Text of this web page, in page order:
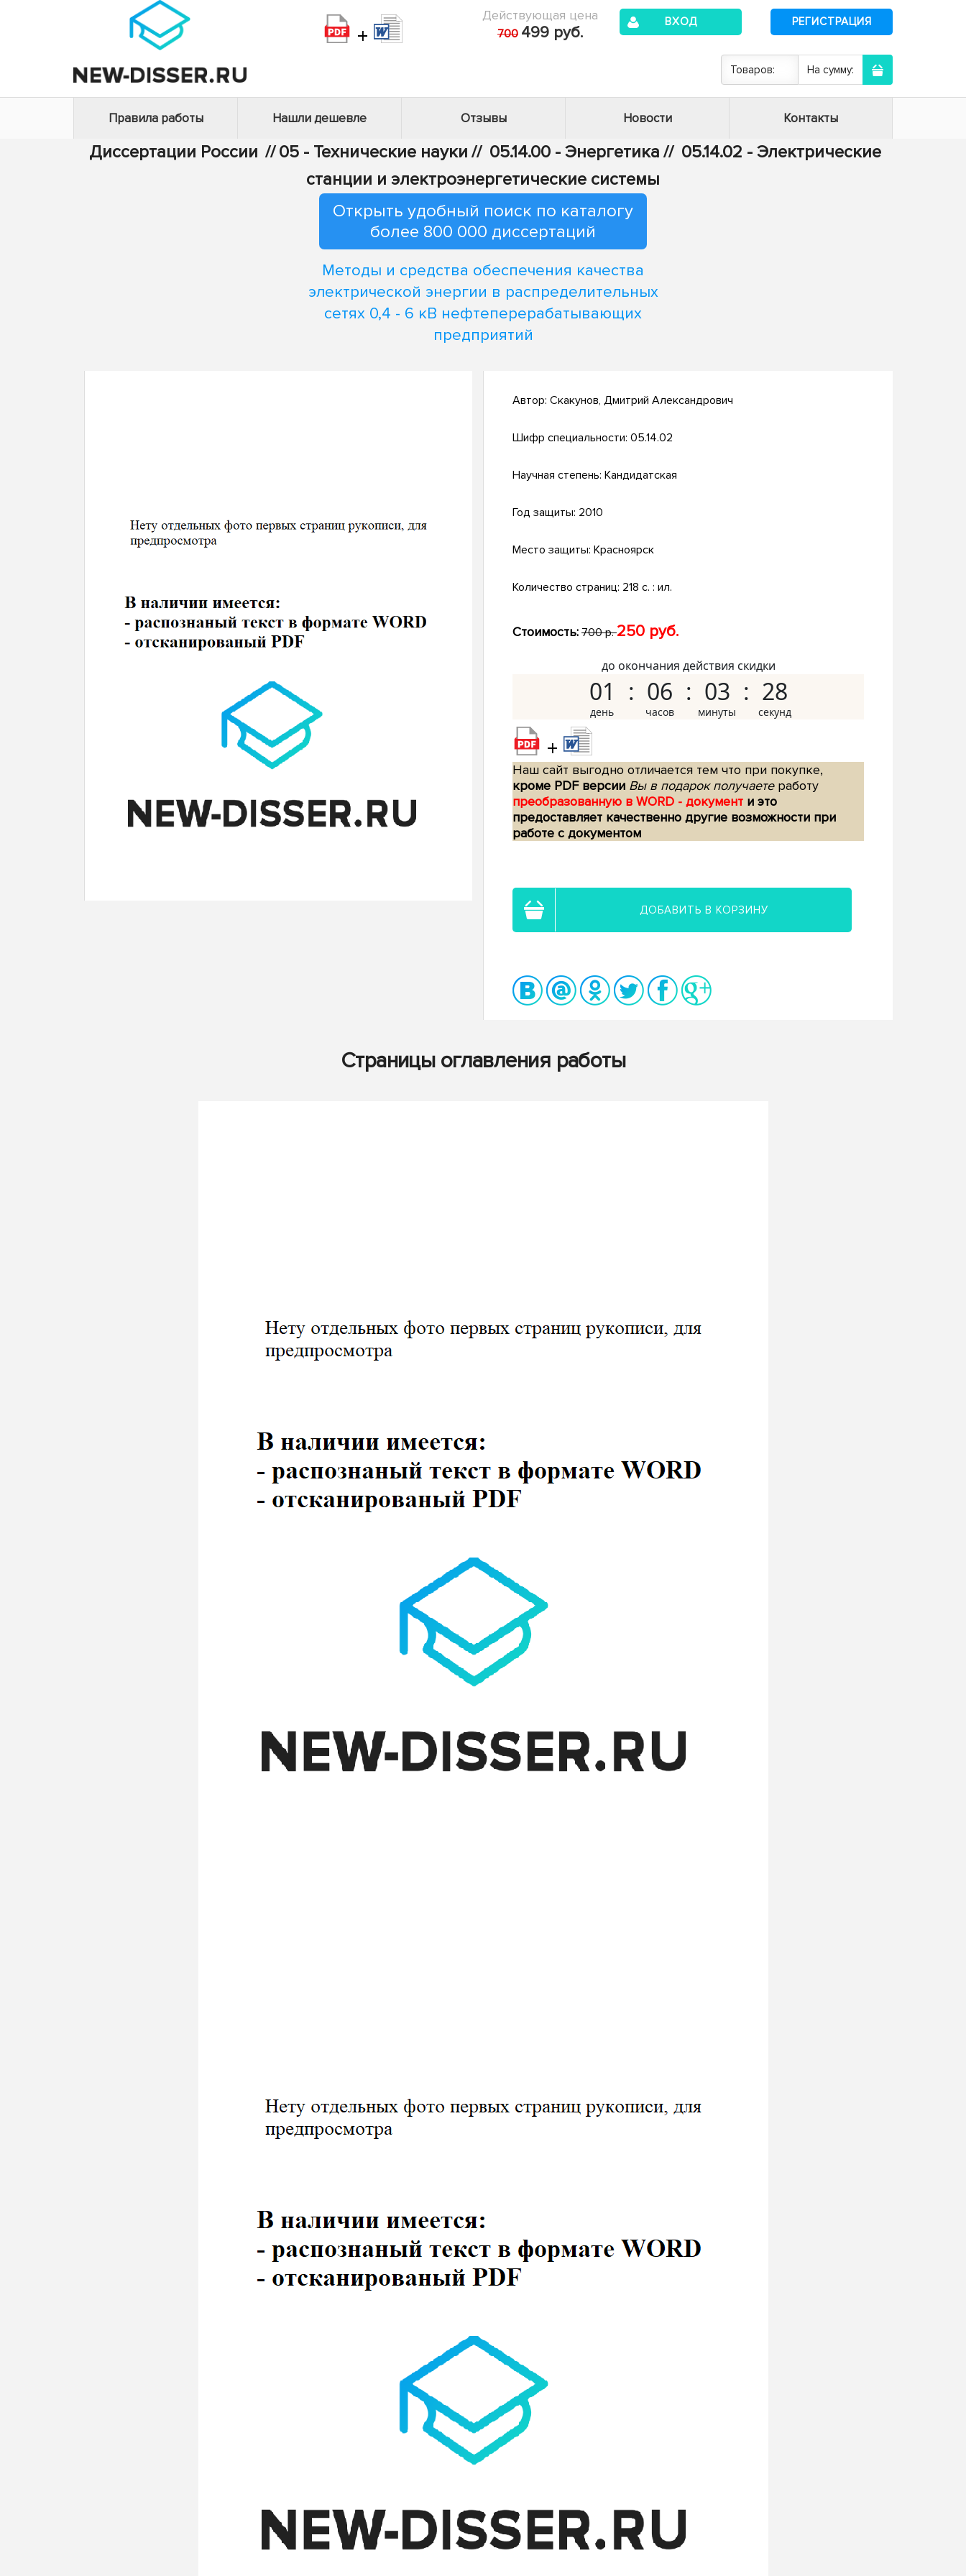
+
Действующая цена
700 499 руб.
ВХОД РЕГИСТРАЦИЯ
Товаров: На сумму:
Правила работы Нашли дешевле Отзывы Новости Контакты
Диссертации России // 05 - Технические науки // 05.14.00 - Энергетика // 05.14.02 - Электрические
станции и электроэнергетические системы
Открыть удобный поиск по каталогу
более 800 000 диссертаций
Методы и средства обеспечения качества
электрической энергии в распределительных
сетях 0,4 - 6 кВ нефтеперерабатывающих
предприятий
Автор: Скакунов, Дмитрий Александрович
Шифр специальности: 05.14.02
Научная степень: Кандидатская
Год защиты: 2010
Место защиты: Красноярск
Количество страниц: 218 с. : ил.
Стоимость: 700 р.250 руб.
до окончания действия скидки
01 06 03 27
+
Наш сайт выгодно отличается тем что при покупке,
кроме PDF версии Вы в подарок получаетеработу
преобразованную в WORD - документ и это
предоставляет качественно другие возможности при
работе с документом
ДОБАВИТЬ В КОРЗИНУ
Страницы оглавления работы